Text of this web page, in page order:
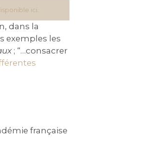
ici.
dans la
exemples les
; “…consacrer
française